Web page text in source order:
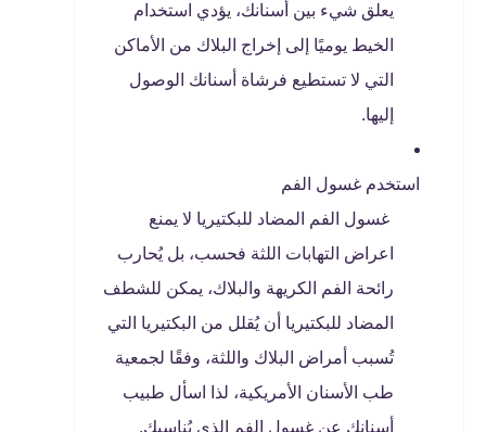
يعلق شيء بين أسنانك، يؤدي استخدام
الخيط يوميًا إلى إخراج البلاك من الأماكن
التي لا تستطيع فرشاة أسنانك الوصول
إليها.
استخدم غسول الفم
غسول الفم المضاد للبكتيريا لا يمنع
اعراض التهابات اللثة فحسب، بل يُحارب
رائحة الفم الكريهة والبلاك، يمكن للشطف
المضاد للبكتيريا أن يُقلل من البكتيريا التي
تُسبب أمراض البلاك واللثة، وفقًا لجمعية
طب الأسنان الأمريكية، لذا اسأل طبيب
أسنانك عن غسول الفم الذي يُناسبك.